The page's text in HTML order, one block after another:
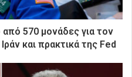
570 μονάδες για τον
και πρακτικά της Fed